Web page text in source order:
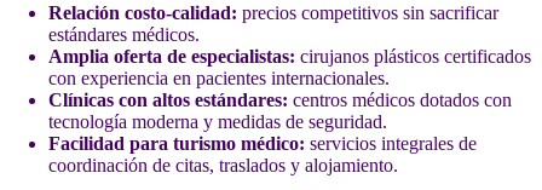
Relación costo-calidad: precios competitivos sin sacrificar
estándares médicos.
Amplia oferta de especialistas: cirujanos plásticos certificados
con experiencia en pacientes internacionales.
Clínicas con altos estándares: centros médicos dotados con
tecnología moderna y medidas de seguridad.
Facilidad para turismo médico: servicios integrales de
coordinación de citas, traslados y alojamiento.